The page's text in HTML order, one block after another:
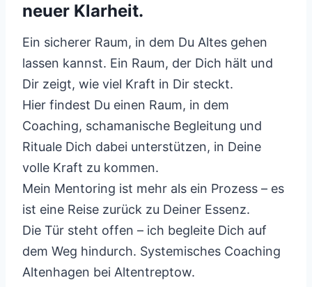
neuer Klarheit.
Ein sicherer Raum, in dem Du Altes gehen
lassen kannst. Ein Raum, der Dich hält und
Dir zeigt, wie viel Kraft in Dir steckt.
Hier findest Du einen Raum, in dem
Coaching, schamanische Begleitung und
Rituale Dich dabei unterstützen, in Deine
volle Kraft zu kommen.
Mein Mentoring ist mehr als ein Prozess – es
ist eine Reise zurück zu Deiner Essenz.
Die Tür steht offen – ich begleite Dich auf
dem Weg hindurch. Systemisches Coaching
Altenhagen bei Altentreptow.